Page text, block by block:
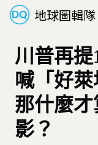
地球圖輯隊
川普再
喊「好
那什麼
影？